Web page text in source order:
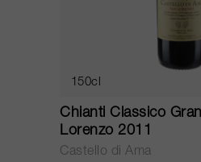
150cl
Chianti Classico
Lorenzo 2011
Castello di Ama